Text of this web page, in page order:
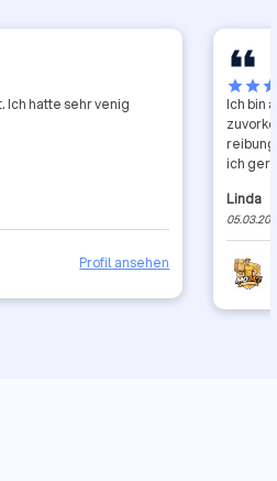
Ich hatte sehr venig
Profil ansehen
starstar
Ich bin
ich
Linda